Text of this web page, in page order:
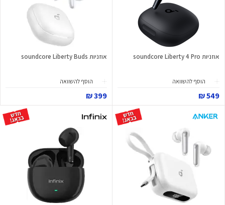
אוזניות soundcore Liberty 4 Pro
הוסף להשוואה
549 ₪
אוזניות soundcore Liberty Buds
הוסף להשוואה
399 ₪